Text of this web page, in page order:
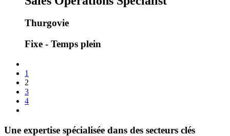
Thurgovie
Fixe - Temps plein
1
2
3
4
Une expertise spécialisée dans des secteurs clés